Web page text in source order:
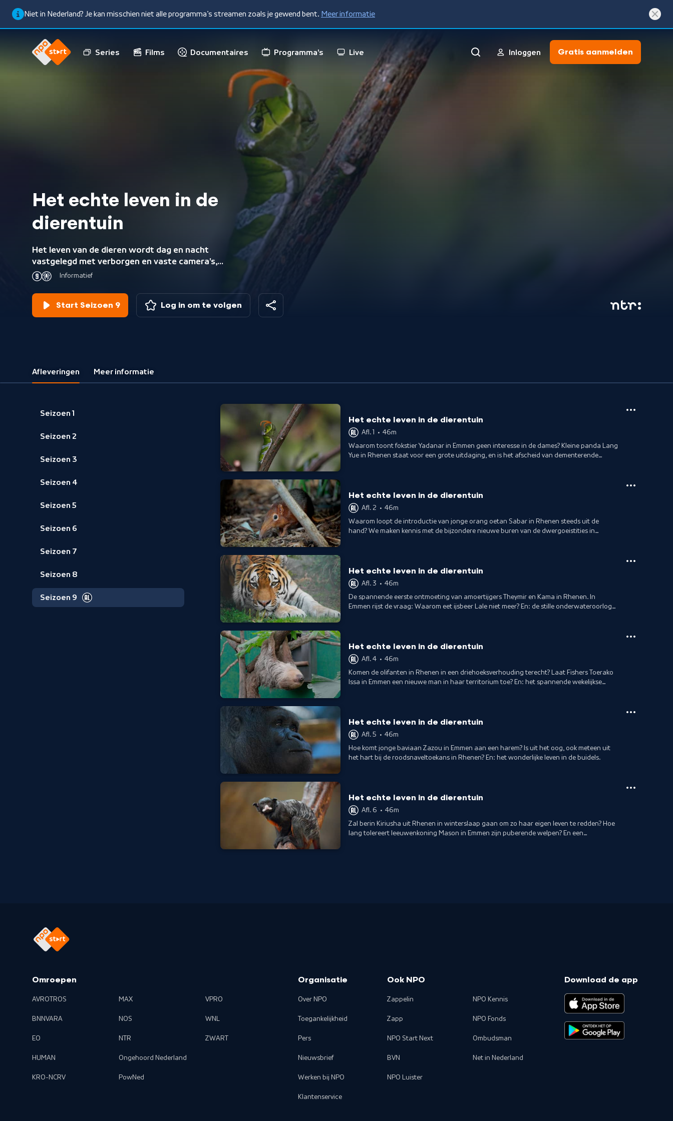
Niet in Nederland? Je kan misschien niet alle programma’s streamen zoals je gewend bent. Meer informatie
Series Films Documentaires Programma's Live Inloggen Gratis aanmelden
Het echte leven in de
dierentuin
Het leven van de dieren wordt dag en nacht
vastgelegd met verborgen en vaste camera's,
dichterbij dan je als bezoeker ooit komt.
Informatief
Start Seizoen 9 Log in om te volgen
Afleveringen Meer informatie
Seizoen 1
Seizoen 2
Seizoen 3
Seizoen 4
Seizoen 5
Seizoen 6
Seizoen 7
Seizoen 8
Seizoen 9
Het echte leven in de dierentuin
Afl. 1 • 46m
Waarom toont fokstier Yadanar in Emmen geen interesse in de dames? Kleine panda Lang
Yue in Rhenen staat voor een grote uitdaging, en is het afscheid van dementerende
Het echte leven in de dierentuin
Afl. 2 • 46m
Waarom loopt de introductie van jonge orang oetan Sabar in Rhenen steeds uit de
hand? We maken kennis met de bijzondere nieuwe buren van de dwergoeistities in
Het echte leven in de dierentuin
Afl. 3 • 46m
De spannende eerste ontmoeting van amoertijgers Theymir en Kama in Rhenen. In
Emmen rijst de vraag: Waarom eet ijsbeer Lale niet meer? En: de stille onderwateroorlog
Het echte leven in de dierentuin
Afl. 4 • 46m
Komen de olifanten in Rhenen in een driehoeksverhouding terecht? Laat Fishers Toerako
Issa in Emmen een nieuwe man in haar territorium toe? En: het spannende wekelijkse
Het echte leven in de dierentuin
Afl. 5 • 46m
Hoe komt jonge baviaan Zazou in Emmen aan een harem? Is uit het oog, ook meteen uit
het hart bij de roodsnaveltoekans in Rhenen? En: het wonderlijke leven in de buidels.
Het echte leven in de dierentuin
Afl. 6 • 46m
Zal berin Kiriusha uit Rhenen in winterslaap gaan om zo haar eigen leven te redden? Hoe
lang tolereert leeuwenkoning Mason in Emmen zijn puberende welpen? En een
Omroepen
AVROTROS
BNNVARA
EO
HUMAN
KRO-NCRV
MAX
NOS
NTR
Ongehoord Nederland
PowNed
VPRO
WNL
ZWART
Organisatie
Over NPO
Toegankelijkheid
Pers
Nieuwsbrief
Werken bij NPO
Klantenservice
Ook NPO
Zappelin
Zapp
NPO Start Next
BVN
NPO Luister
NPO Kennis
NPO Fonds
Ombudsman
Net in Nederland
Download de app